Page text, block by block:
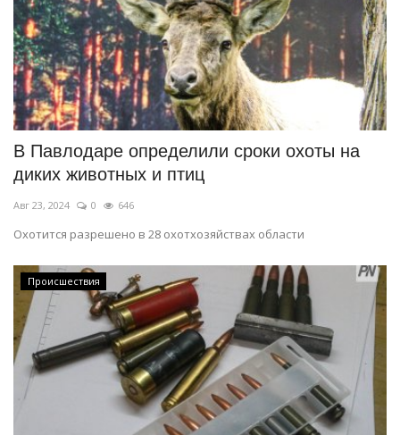
В Павлодаре определили сроки охоты на
диких животных и птиц
Авг 23, 2024 0 646
Охотится разрешено в 28 охотхозяйствах области
Происшествия